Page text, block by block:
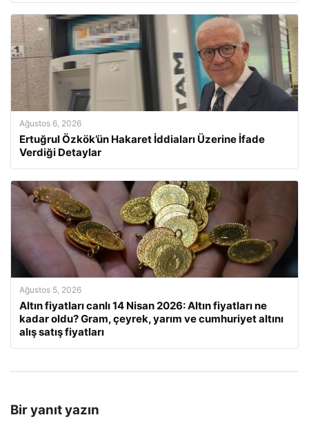
Ağustos 6, 2026
Ertuğrul Özkök’ün Hakaret İddiaları Üzerine İfade
Verdiği Detaylar
Ağustos 5, 2026
Altın fiyatları canlı 14 Nisan 2026: Altın fiyatları ne
kadar oldu? Gram, çeyrek, yarım ve cumhuriyet altını
alış satış fiyatları
Bir yanıt yazın